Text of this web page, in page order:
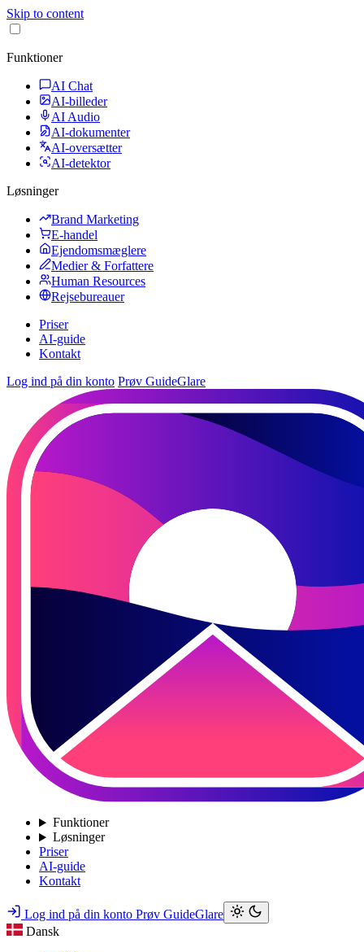
Skip to content
Funktioner
AI Chat
AI-billeder
AI Audio
AI-dokumenter
AI-oversætter
AI-detektor
Løsninger
Brand Marketing
E-handel
Ejendomsmæglere
Medier & Forfattere
Human Resources
Rejsebureauer
Priser
AI-guide
Kontakt
Log ind på din konto Prøv GuideGlare
Funktioner
Løsninger
Priser
AI-guide
Kontakt
Log ind på din konto Prøv GuideGlare
Dansk